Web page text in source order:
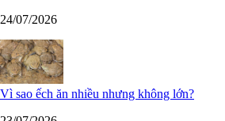
24/07/2026
Vì sao ếch ăn nhiều nhưng không lớn?